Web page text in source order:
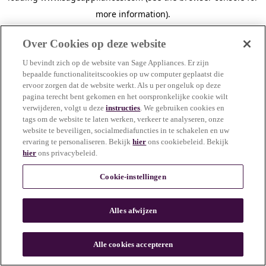
more information).
n
Over Cookies op deze website
U bevindt zich op de website van Sage Appliances. Er zijn
bepaalde functionaliteitscookies op uw computer geplaatst die
ervoor zorgen dat de website werkt. Als u per ongeluk op deze
pagina terecht bent gekomen en het oorspronkelijke cookie wilt
verwijderen, volgt u dezeinstructies. We gebruiken cookies en
tags om de website te laten werken, verkeer te analyseren, onze
website te beveiligen, socialmediafuncties in te schakelen en uw
ervaring te personaliseren. Bekijkhier ons cookiebeleid. Bekijk
hier ons privacybeleid.
Cookie-instellingen
Alles afwijzen
Alle cookies accepteren